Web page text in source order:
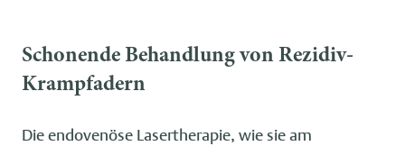
Schonende Behandlung von Rezidiv-
Krampfadern
Die endovenöse Lasertherapie, wie sie am